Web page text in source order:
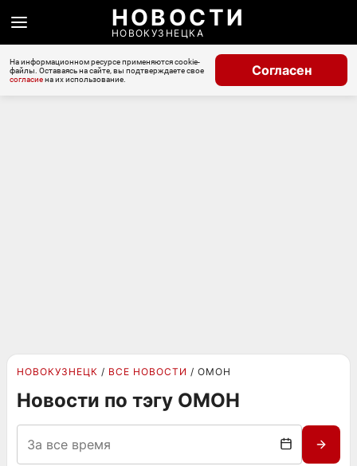
НОВОСТИ
НОВОКУЗНЕЦКА
На информационном ресурсе применяются cookie-
файлы. Оставаясь на сайте, вы подтверждаете свое
согласиена их использование.
Согласен
НОВОКУЗНЕЦК ВСЕ НОВОСТИ ОМОН
Новости по тэгу ОМОН